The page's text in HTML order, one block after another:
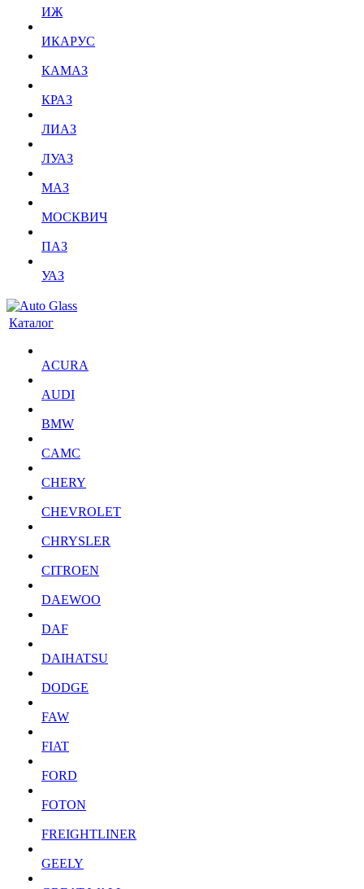
ИЖ
ИКАРУС
КАМАЗ
КРАЗ
ЛИАЗ
ЛУАЗ
МАЗ
МОСКВИЧ
ПАЗ
УАЗ
Каталог
ACURA
AUDI
BMW
CAMC
CHERY
CHEVROLET
CHRYSLER
CITROEN
DAEWOO
DAF
DAIHATSU
DODGE
FAW
FIAT
FORD
FOTON
FREIGHTLINER
GEELY